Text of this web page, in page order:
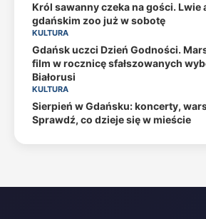
Król sawanny czeka na gości. Lwie
gdańskim zoo już w sobotę
KULTURA
Gdańsk uczci Dzień Godności.
film w rocznicę sfałszowanych
Białorusi
KULTURA
Sierpień w Gdańsku: koncerty,
Sprawdź, co dzieje się w mieście